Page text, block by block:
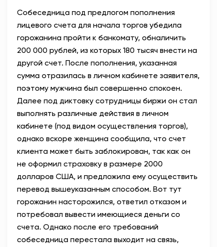
Собеседница под предлогом пополнения
лицевого счета для начала торгов убедила
горожанина пройти к банкомату, обналичить
200 000 рублей, из которых 180 тысяч внести на
другой счет. После пополнения, указанная
сумма отразилась в личном кабинете заявителя,
поэтому мужчина был совершенно спокоен.
Далее под диктовку сотрудницы биржи он стал
выполнять различные действия в личном
кабинете (под видом осуществления торгов),
однако вскоре женщина сообщила, что счет
клиента может быть заблокирован, так как он
не оформил страховку в размере 2000
долларов США, и предложила ему осуществить
перевод вышеуказанным способом. Вот тут
горожанин насторожился, ответил отказом и
потребовал вывести имеющиеся деньги со
счета. Однако после его требований
собеседница перестала выходит на связь,